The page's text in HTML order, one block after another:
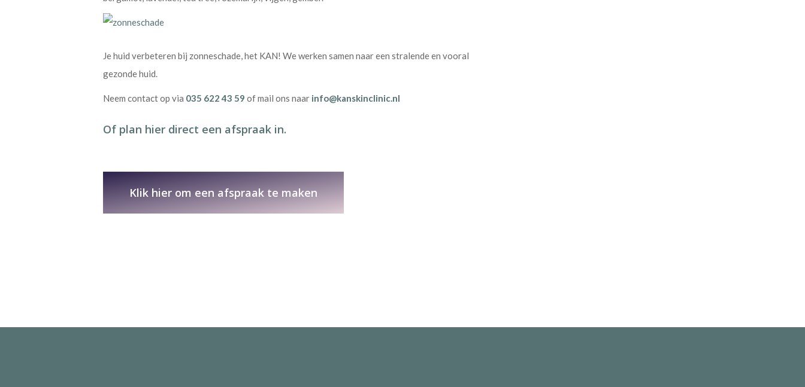
Je huid verbeteren bij zonneschade, het KAN! We werken samen naar een stralende en vooral
gezonde huid.
Neem contact op via 035 622 43 59 of mail ons naar info@kanskinclinic.nl
Of plan hier direct een afspraak in.
Klik hier om een afspraak te maken